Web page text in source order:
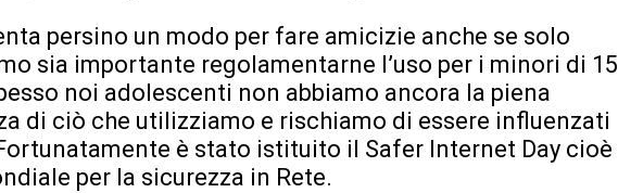
persino un modo per fare amicizie anche se solo
sia importante regolamentarne l’uso per i minori di 15
noi adolescenti non abbiamo ancora la piena
di ciò che utilizziamo e rischiamo di essere influenzati
è stato istituito il Safer Internet Day cioè
per la sicurezza in Rete.